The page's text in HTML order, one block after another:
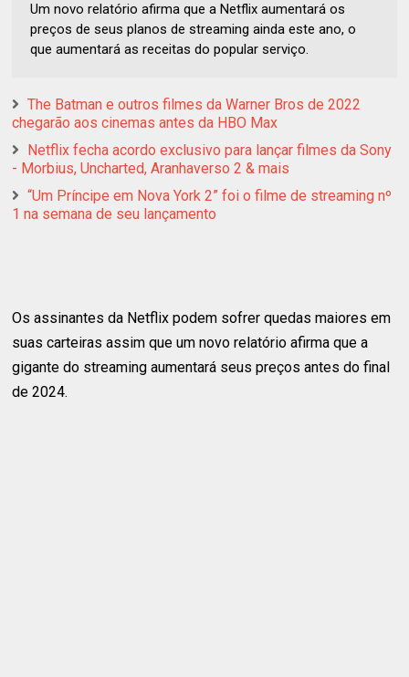
Um novo relatório afirma que a Netflix aumentará os
preços de seus planos de streaming ainda este ano, o
que aumentará as receitas do popular serviço.
The Batman e outros filmes da Warner Bros de 2022
chegarão aos cinemas antes da HBO Max
Netflix fecha acordo exclusivo para lançar filmes da Sony
- Morbius, Uncharted, Aranhaverso 2 & mais
“Um Príncipe em Nova York 2” foi o filme de streaming nº
1 na semana de seu lançamento
Os assinantes da Netflix podem sofrer quedas maiores em
suas carteiras assim que um novo relatório afirma que a
gigante do streaming aumentará seus preços antes do final
de 2024.